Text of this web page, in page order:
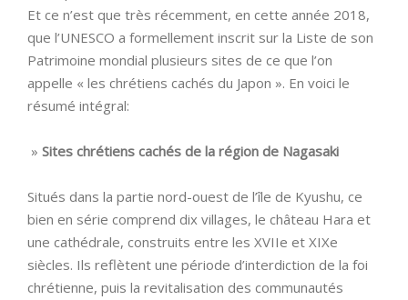
Et ce n’est que très récemment, en cette année 2018,
que l’UNESCO a formellement inscrit sur la Liste de son
Patrimoine mondial plusieurs sites de ce que l’on
appelle « les chrétiens cachés du Japon ». En voici le
résumé intégral:
» Sites chrétiens cachés de la région de Nagasaki
Situés dans la partie nord-ouest de l’île de Kyushu, ce
bien en série comprend dix villages, le château Hara et
une cathédrale, construits entre les XVIIe et XIXe
siècles. Ils reflètent une période d’interdiction de la foi
chrétienne, puis la revitalisation des communautés